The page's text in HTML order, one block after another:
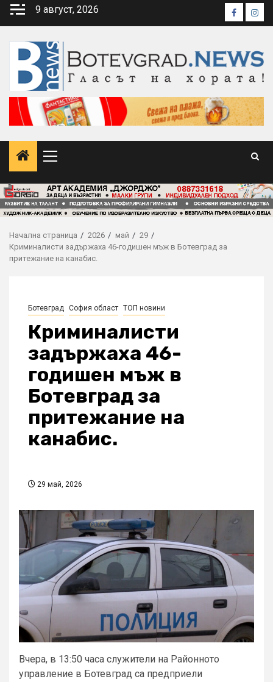
Skip
9 август, 2026 Facebook
Primary
Начална страница 2026 май
29
Криминалисти задържаха 46-годишен мъж в Ботевград за
притежание на канабис.
Ботевград София област ТОП новини
Криминалисти
задържаха 46-
годишен мъж в
Ботевград за
притежание на
канабис.
29 май, 2026
Вчера, в 13:50 часа служители на Районното
управление в Ботевград са предприели